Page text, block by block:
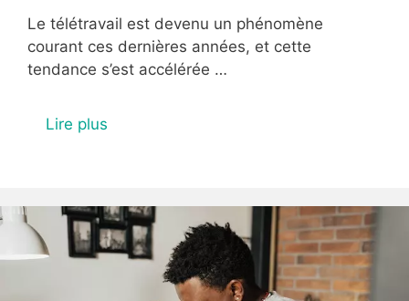
Le télétravail est devenu un phénomène
courant ces dernières années, et cette
tendance s’est accélérée …
Lire plus